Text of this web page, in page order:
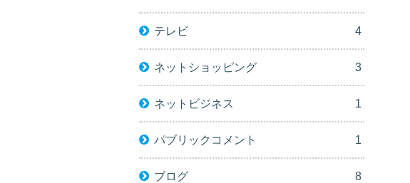
テレビ 4
ネットショッピング 3
ネットビジネス 1
パブリックコメント 1
ブログ 8